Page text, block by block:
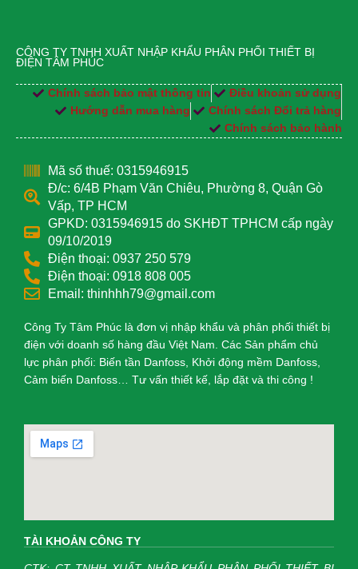
CÔNG TY TNHH XUẤT NHẬP KHẨU PHÂN PHỐI THIẾT BỊ
ĐIỆN TÂM PHÚC
Chính sách bảo mật thông tin
Điều khoản sử dụng
Hướng dẫn mua hàng
Chính sách Đổi trả hàng
Chính sách bảo hành
Mã số thuế: 0315946915
Đ/c: 6/4B Phạm Văn Chiêu, Phường 8, Quận Gò
Vấp, TP HCM
GPKD: 0315946915 do SKHĐT TPHCM cấp ngày
09/10/2019
Điện thoại: 0937 250 579
Điện thoại: 0918 808 005
Email: thinhhh79@gmail.com
Công Ty Tâm Phúc là đơn vị nhập khẩu và phân phối thiết bị
điện với doanh số hàng đầu Việt Nam. Các Sản phẩm chủ
lực phân phối: Biến tần Danfoss, Khởi động mềm Danfoss,
Cảm biến Danfoss… Tư vấn thiết kế, lắp đặt và thi công !
TÀI KHOẢN CÔNG TY